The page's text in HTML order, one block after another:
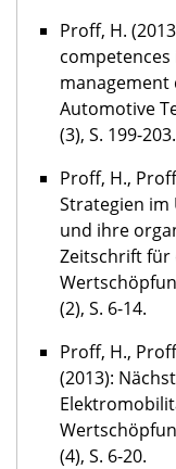
Proff, H.
management
Automotive
(3), S. 199-203.
Proff, H.,
Strategien
und ihre
Zeitschrift für
(2), S. 6-14.
Proff, H.,
(2013):
(4), S. 6-20.